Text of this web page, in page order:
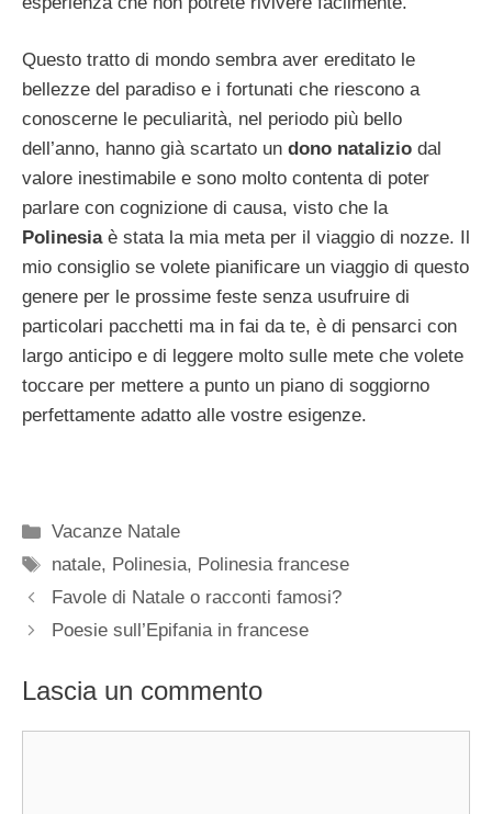
Questo tratto di mondo sembra aver ereditato le
bellezze del paradiso e i fortunati che riescono a
conoscerne le peculiarità, nel periodo più bello
dell’anno, hanno già scartato un dono natalizio dal
valore inestimabile e sono molto contenta di poter
parlare con cognizione di causa, visto che la
Polinesiaè stata la mia meta per il viaggio di nozze. Il
mio consiglio se volete pianificare un viaggio di questo
genere per le prossime feste senza usufruire di
particolari pacchetti ma in fai da te, è di pensarci con
largo anticipo e di leggere molto sulle mete che volete
toccare per mettere a punto un piano di soggiorno
perfettamente adatto alle vostre esigenze.
Categorie
Vacanze Natale
Tag
natale, Polinesia, Polinesia francese
Favole di Natale o racconti famosi?
Poesie sull’Epifania in francese
Lascia un commento